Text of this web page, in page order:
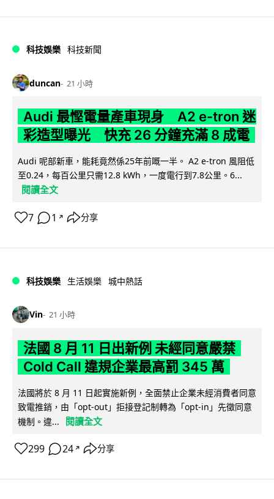
科技娛樂 科技新聞
duncan 21 小時
Audi 最慳電量產車現身 A2 e-tron 迷
彩造型曝光 快充 26 分鐘充滿 8 成電
Audi 呢部新車，能耗竟然係25年前嘅一半。 A2 e-tron 風阻低
至0.24，每百公里只需12.8 kWh，一度電行到7.8公里。6...
閱讀全文
7 1 ↗ 分享
科技娛樂 生活娛樂 城中熱話
Vin 21 小時
法國 8 月 11 日出新例 未經同意嚴禁
Cold Call 違規企業最高罰 345 萬
法國將於 8 月 11 日起實施新例，全面禁止企業未經消費者同意
致電推銷，由「opt-out」拒接登記制轉為「opt-in」先徵同意
機制。違...
閱讀全文
299 24 ↗ 分享